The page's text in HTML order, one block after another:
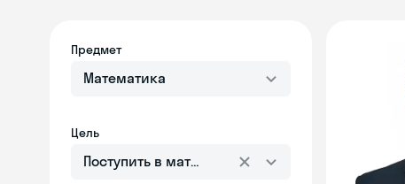
Предмет
Математика
Цель
Поступить в математическую школу или лицей